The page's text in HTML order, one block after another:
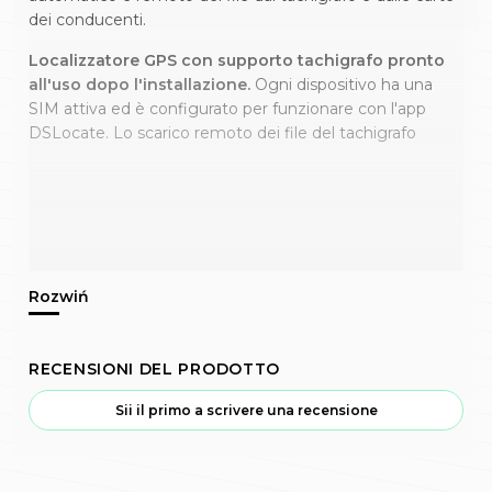
dei conducenti.
Localizzatore GPS con supporto tachigrafo pronto
all'uso dopo l'installazione. Ogni dispositivo ha una
SIM attiva ed è configurato per funzionare con l'app
DSLocate. Lo scarico remoto dei file del tachigrafo
RECENSIONI DEL PRODOTTO
Sii il primo a scrivere una recensione